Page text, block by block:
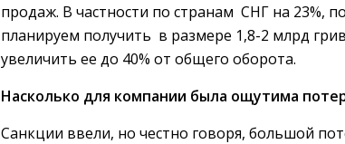
продаж. В частности по странам СНГ на 23%,
планируем получить в размере 1,8-2 млрд
увеличить ее до 40% от общего оборота.
Насколько для компании была ощутима
Санкции ввели, но честно говоря, большой